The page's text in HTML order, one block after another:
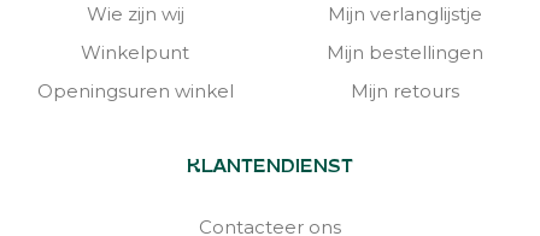
Wie zijn wij
Winkelpunt
Openingsuren winkel
Mijn verlanglijstje
Mijn bestellingen
Mijn retours
KLANTENDIENST
Contacteer ons